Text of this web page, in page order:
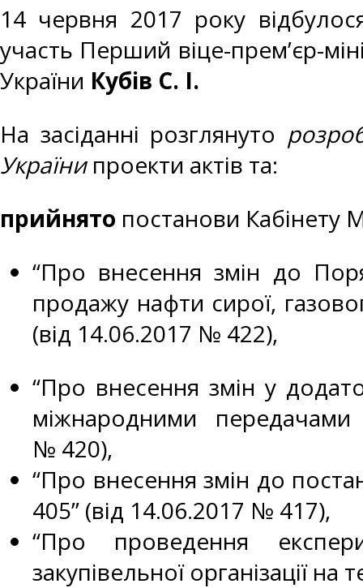
14 червня 2017 року
участь Перший віце-прем’єр-
України Кубів С. І.
На засіданні розглянуто
Українипроекти актів та:
прийнято постанови Кабінету
“Про внесення змін до
продажу нафти сирої,
(від 14.06.2017 № 422),
“Про внесення змін у
міжнародними передачами
№ 420),
“Про внесення змін до
405” (від 14.06.2017 № 417),
“Про проведення
закупівельної організації